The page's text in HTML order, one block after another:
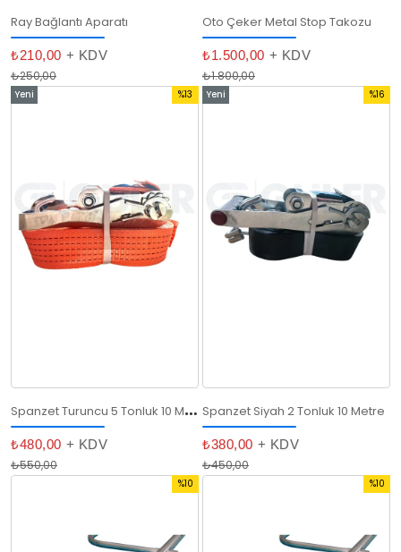
Ray Bağlantı Aparatı
₺210,00 + KDV
₺250,00
Oto Çeker Metal Stop Takozu
₺1.500,00 + KDV
₺1.800,00
S
panzet Turuncu 5 Tonluk 10 Metre
₺480,00 + KDV
₺550,00
%13
Yeni
Spanzet Siyah 2 Tonluk 10 Metre
₺380,00 + KDV
₺450,00
%16
Yeni
%10
%10